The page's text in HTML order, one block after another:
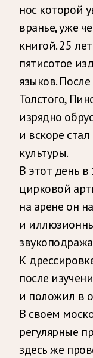
нос которой
вранье, уже
книгой. 25
пятисотое
языков.
Толстого,
изрядно
и вскоре
культуры.
В этот день в
цирковой
на арене он
и
К
после
и положил в
В своем
регулярные
здесь же